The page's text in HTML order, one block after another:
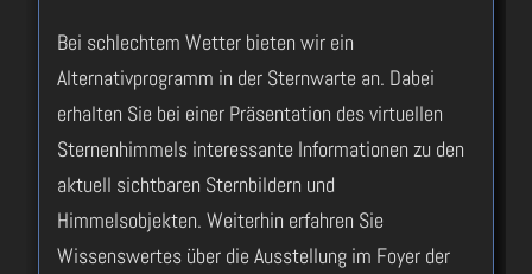
Bei schlechtem Wetter bieten wir ein
Alternativprogramm in der Sternwarte an. Dabei
erhalten Sie bei einer Präsentation des virtuellen
Sternenhimmels interessante Informationen zu den
aktuell sichtbaren Sternbildern und
Himmelsobjekten. Weiterhin erfahren Sie
Wissenswertes über die Ausstellung im Foyer der